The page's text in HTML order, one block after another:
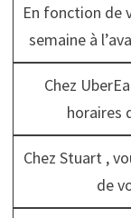
En fonction de
semaine à
Chez
horaires
Chez Stuart ,
de